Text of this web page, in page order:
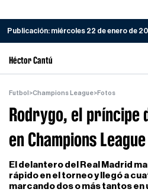
Publicación: miércoles 22 de enero de
Héctor Cantú
Futbol >Champions League>Fotos
Rodrygo, el príncipe
en Champions League
El delantero del Real Madrid
rápido en el torneo y llegó a
marcando dos o más tantos en